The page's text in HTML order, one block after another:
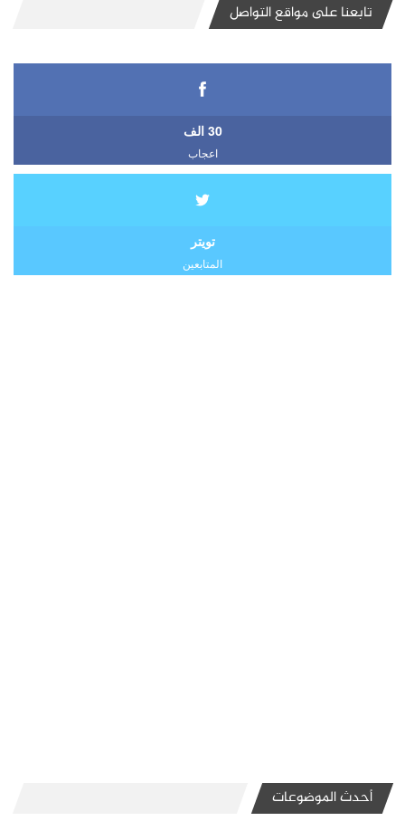
تابعنا على مواقع التواصل
30 الف
اعجاب
تويتر
المتابعين
أحدث الموضوعات